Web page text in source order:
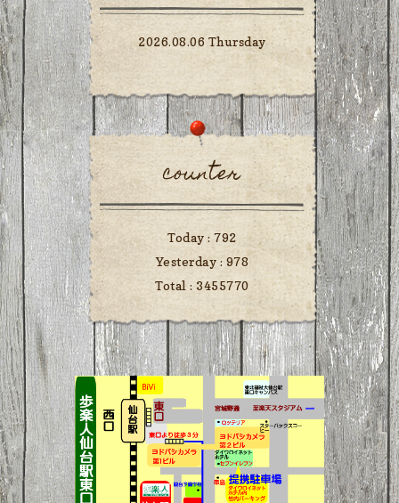
2026.08.06 Thursday
counter
Today :792
Yesterday : 978
Total : 3455770